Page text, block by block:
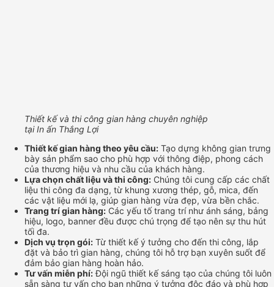
Thiết kế và thi công gian hàng chuyên nghiệp
tại In ấn Thắng Lợi
Thiết kế gian hàng theo yêu cầu: Tạo dựng không gian trưng
bày sản phẩm sao cho phù hợp với thông điệp, phong cách
của thương hiệu và nhu cầu của khách hàng.
Lựa chọn chất liệu và thi công: Chúng tôi cung cấp các chất
liệu thi công đa dạng, từ khung xương thép, gỗ, mica, đến
các vật liệu mới lạ, giúp gian hàng vừa đẹp, vừa bền chắc.
Trang trí gian hàng: Các yếu tố trang trí như ánh sáng, bảng
hiệu, logo, banner đều được chú trọng để tạo nên sự thu hút
tối đa.
Dịch vụ trọn gói: Từ thiết kế ý tưởng cho đến thi công, lắp
đặt và bảo trì gian hàng, chúng tôi hỗ trợ bạn xuyên suốt để
đảm bảo gian hàng hoàn hảo.
Tư vấn miễn phí:Đội ngũ thiết kế sáng tạo của chúng tôi luôn
sẵn sàng tư vấn cho bạn những ý tưởng độc đáo và phù hợp